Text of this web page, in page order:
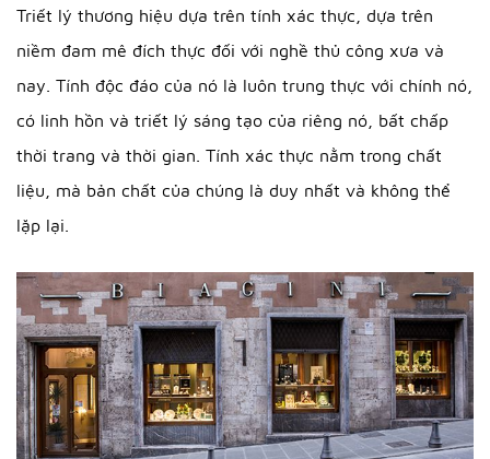
Triết lý thương hiệu dựa trên tính xác thực, dựa trên
niềm đam mê đích thực đối với nghề thủ công xưa và
nay. Tính độc đáo của nó là luôn trung thực với chính nó,
có linh hồn và triết lý sáng tạo của riêng nó, bất chấp
thời trang và thời gian. Tính xác thực nằm trong chất
liệu, mà bản chất của chúng là duy nhất và không thể
lặp lại.